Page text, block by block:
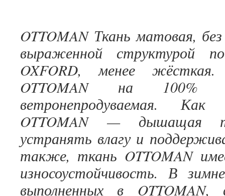
OTTOMAN Ткань матовая,
выраженной структурой
OXFORD, менее
OTTOMAN на 100%
ветронепродуваемая.
OTTOMAN — дышащая
устранять влагу и
также, ткань OTTOMAN
износоустойчивость. В
выполненных в OTTOMAN,